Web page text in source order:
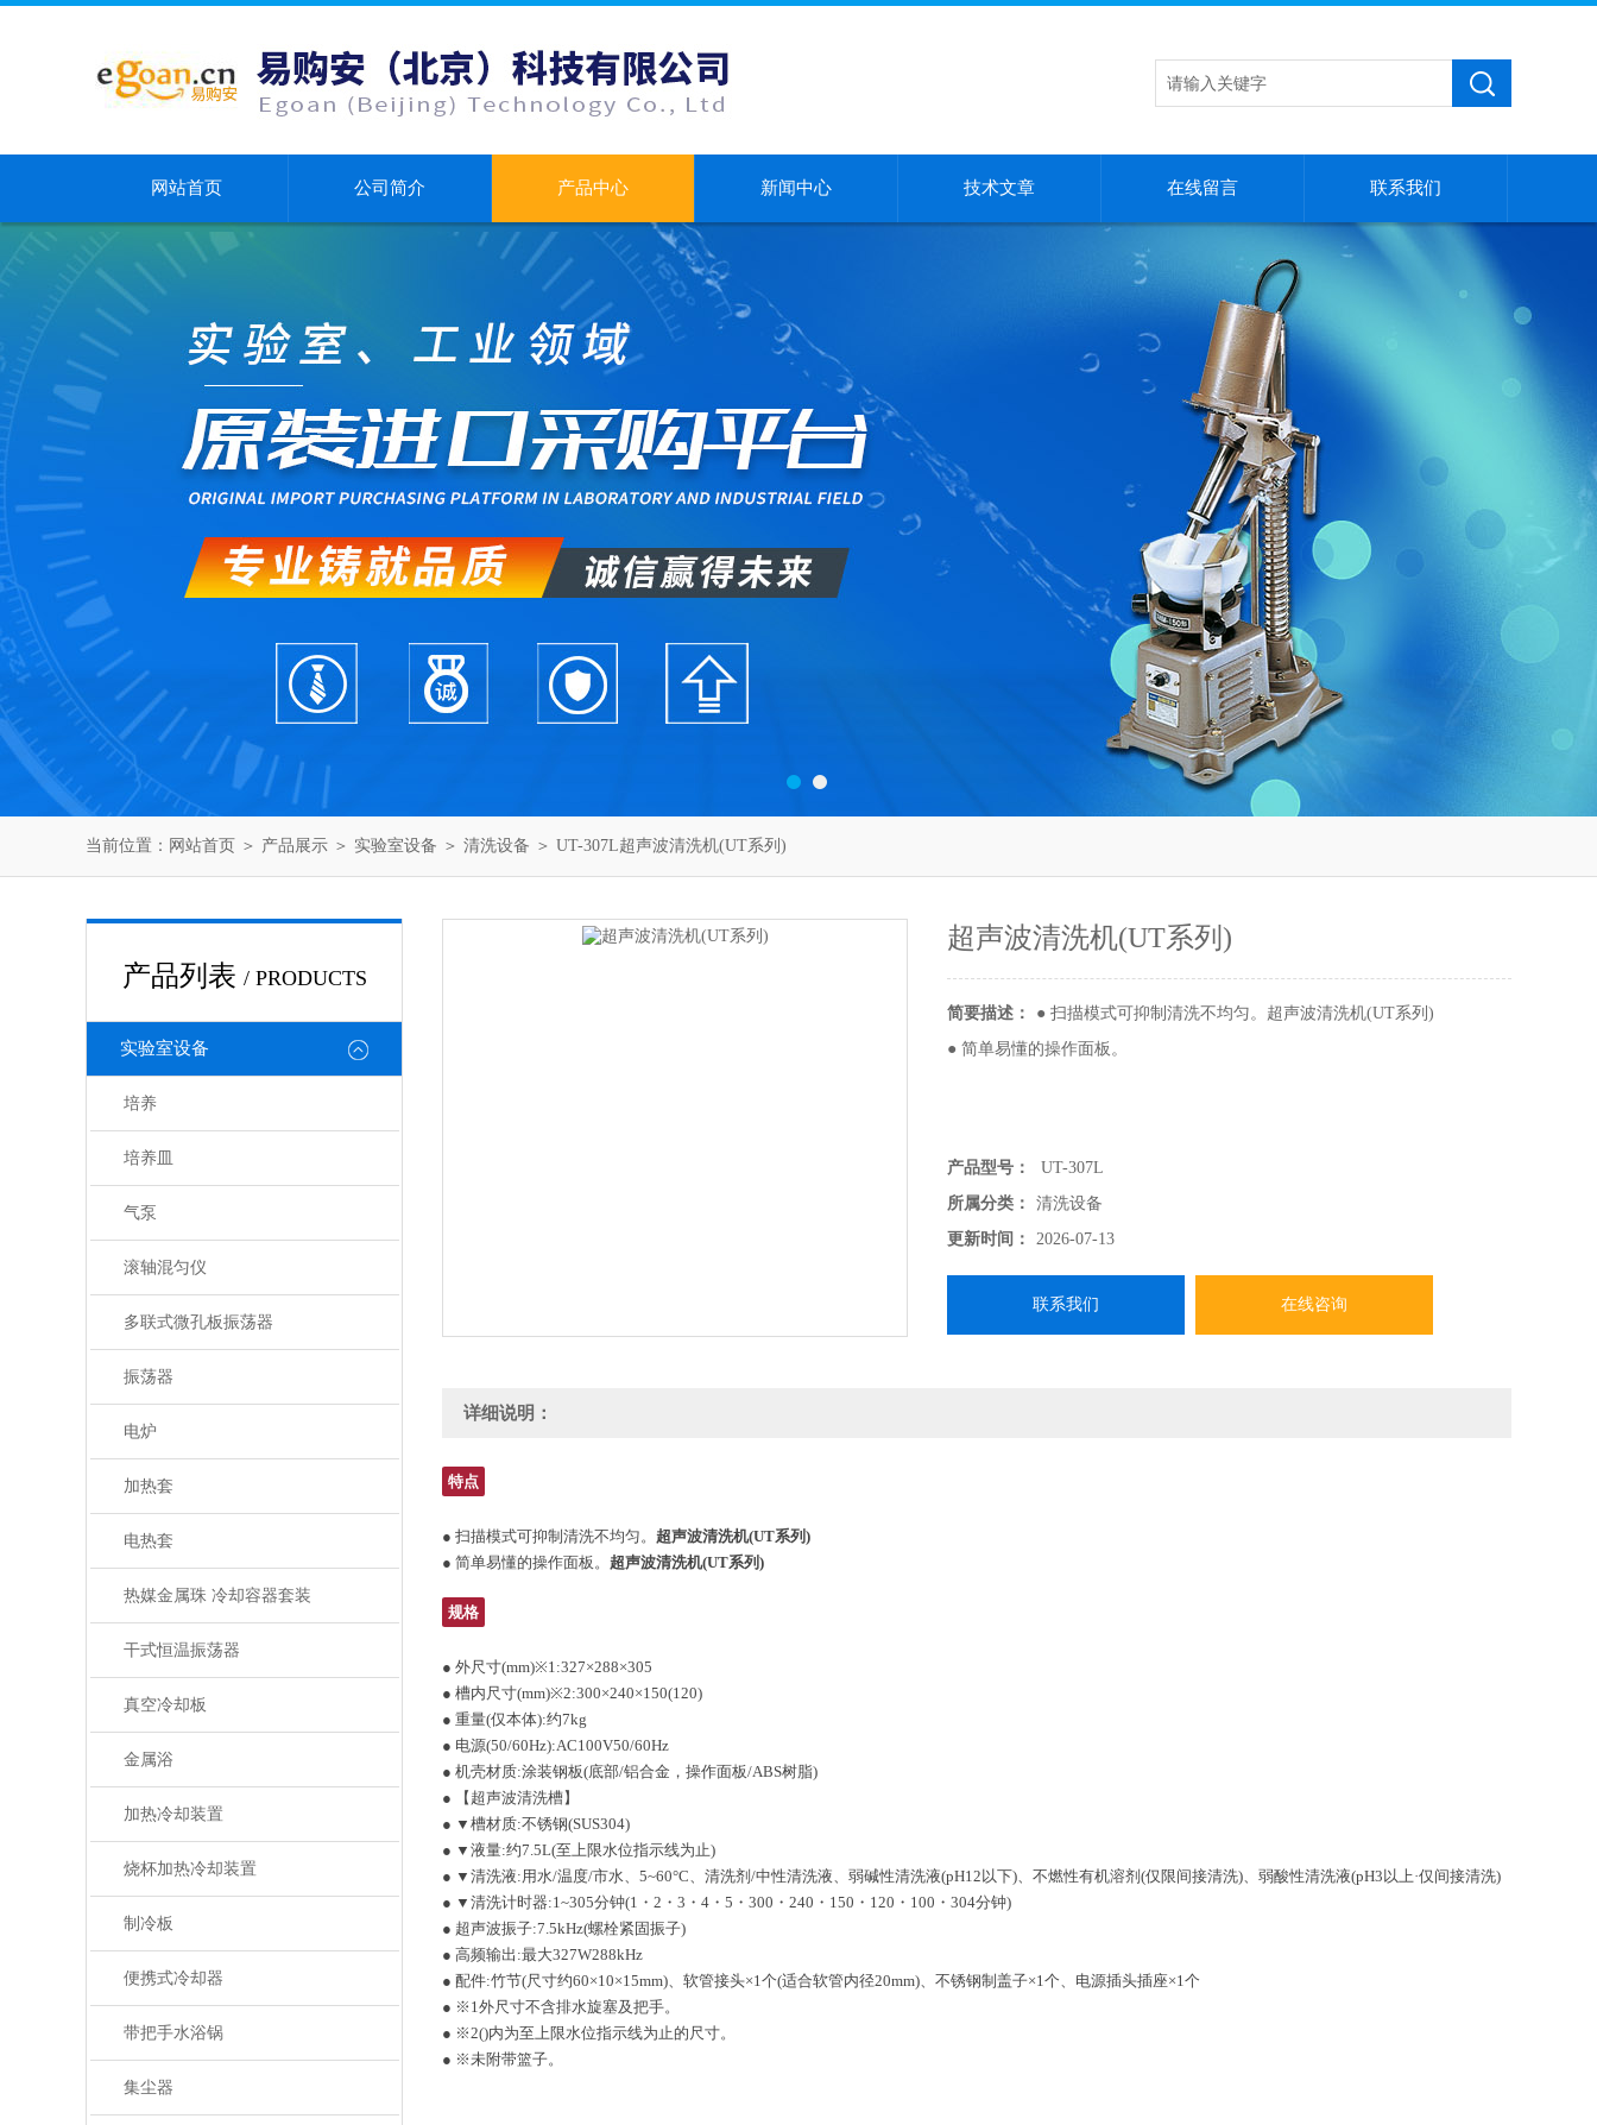
网站首页 公司简介 产品中心 新闻中心 技术文章 在线留言 联系我们
当前位置： 网站首页 ＞ 产品展示 ＞ 实验室设备 ＞ 清洗设备 ＞ UT-307L超声波清洗机(UT系列)
产品列表 / PRODUCTS
实验室设备
培养
培养皿
气泵
滚轴混匀仪
多联式微孔板振荡器
振荡器
电炉
加热套
电热套
热媒金属珠 冷却容器套装
干式恒温振荡器
真空冷却板
金属浴
加热冷却装置
烧杯加热冷却装置
制冷板
便携式冷却器
带把手水浴锅
集尘器
超声波清洗机(UT系列)
简要描述：
● 扫描模式可抑制清洗不均匀。超声波清洗机(UT系列)
● 简单易懂的操作面板。
产品型号：
UT-307L
所属分类：
清洗设备
更新时间：
2026-07-13
联系我们 在线咨询
详细说明：
特点
● 扫描模式可抑制清洗不均匀。 超声波清洗机(UT系列)
● 简单易懂的操作面板。 超声波清洗机(UT系列)
规格
● 外尺寸(mm)※1:327×288×305
● 槽内尺寸(mm)※2:300×240×150(120)
● 重量(仅本体):约7kg
● 电源(50/60Hz):AC100V50/60Hz
● 机壳材质:涂装钢板(底部/铝合金，操作面板/ABS树脂)
● 【超声波清洗槽】
● ▼槽材质:不锈钢(SUS304)
● ▼液量:约7.5L(至上限水位指示线为止)
● ▼清洗液:用水/温度/市水、5~60°C、清洗剂/中性清洗液、弱碱性清洗液(pH12以下)、不燃性有机溶剂(仅限间接清洗)、弱酸性清洗液(pH3以上·仅间接清洗)
● ▼清洗计时器:1~305分钟(1・2・3・4・5・300・240・150・120・100・304分钟)
● 超声波振子:7.5kHz(螺栓紧固振子)
● 高频输出:最大327W288kHz
● 配件:竹节(尺寸约60×10×15mm)、软管接头×1个(适合软管内径20mm)、不锈钢制盖子×1个、电源插头插座×1个
● ※1外尺寸不含排水旋塞及把手。
● ※2()内为至上限水位指示线为止的尺寸。
● ※未附带篮子。